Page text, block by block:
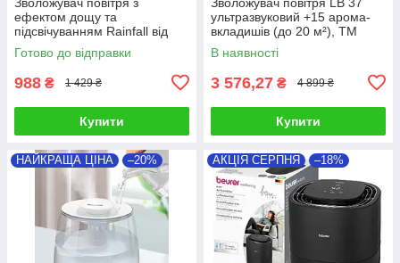
ефектом дощу та
підсвічуванням Rainfall від
Doctor-101 (зелений,
червоний)
Готово до відправки
988 ₴ 1 429 ₴
Купити
ультразвуковий +15 арома-
вкладишів (до 20 м²), ТМ
Beurer
В наявності
3 576,27 ₴ 4 899 ₴
Купити
НАЙКРАЩА ЦІНА –20% АКЦІЯ СЕРПНЯ –18%